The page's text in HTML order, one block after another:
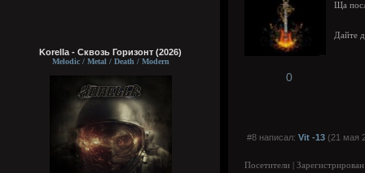
Korella - Сквозь Горизонт (2026)
Melodic / Metal / Death / Modern
Ща
Дайте
0
#8 написал: Vit -13 (21 мая
Посетители |